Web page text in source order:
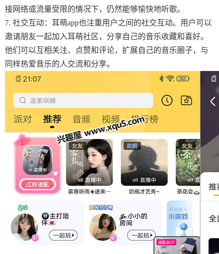
接网络或流量受限的情况下，仍然能够愉快地听歌。
7. 社交互动：耳萌app也注重用户之间的社交互动。用户可以
邀请朋友一起加入耳萌社区，分享自己的音乐收藏和喜好。
他们可以互相关注、点赞和评论，扩展自己的音乐圈子，与
同样热爱音乐的人交流和分享。